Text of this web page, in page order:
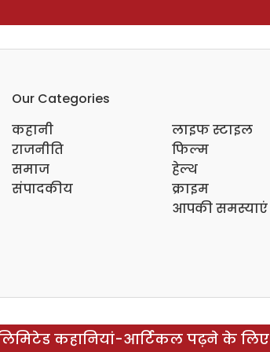
Our Categories
कहानी
राजनीति
समाज
संपादकीय
लाइफ स्टाइल
फिल्म
हेल्थ
क्राइम
आपकी समस्याएं
कहानियां-आर्टिकल पढ़ने के लिए